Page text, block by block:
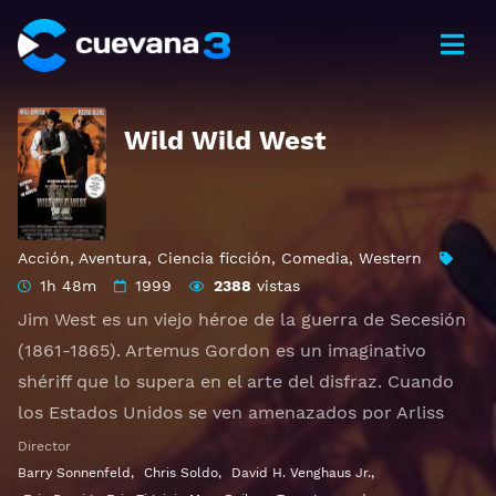
Wild Wild West
Acción, Aventura, Ciencia ficción, Comedia, Western
1h 48m
1999 2388 vistas
Jim West es un viejo héroe de la guerra de Secesión
(1861-1865). Artemus Gordon es un imaginativo
shériff que lo supera en el arte del disfraz. Cuando
los Estados Unidos se ven amenazados por Arliss
Loveless, un lunático confederado, el presidente
Ulysses Grant encarga a esta excéntrica pareja que
Director
Barry Sonnenfeld , Chris Soldo, David H. Venghaus Jr.,